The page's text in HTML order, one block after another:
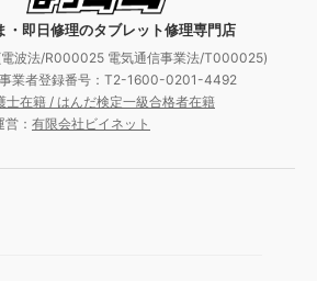
・即日修理のタブレット修理専門店
電波法/R000025 電気通信事業法/T000025)
業者登録番号：T2-1600-0201-4492
士在籍 / はんだ検定一級合格者在籍
営： 有限会社ビイネット